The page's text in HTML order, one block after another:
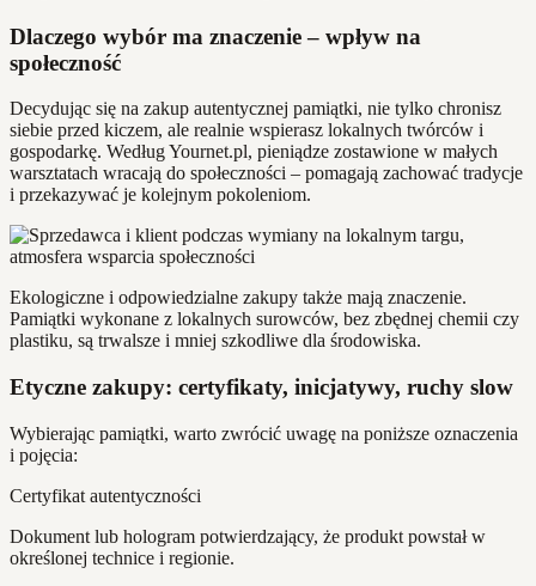
Dlaczego wybór ma znaczenie – wpływ na
społeczność
Decydując się na zakup autentycznej pamiątki, nie tylko chronisz
siebie przed kiczem, ale realnie wspierasz lokalnych twórców i
gospodarkę. Według Yournet.pl, pieniądze zostawione w małych
warsztatach wracają do społeczności – pomagają zachować tradycje
i przekazywać je kolejnym pokoleniom.
Ekologiczne i odpowiedzialne zakupy także mają znaczenie.
Pamiątki wykonane z lokalnych surowców, bez zbędnej chemii czy
plastiku, są trwalsze i mniej szkodliwe dla środowiska.
Etyczne zakupy: certyfikaty, inicjatywy, ruchy slow
Wybierając pamiątki, warto zwrócić uwagę na poniższe oznaczenia
i pojęcia:
Certyfikat autentyczności
Dokument lub hologram potwierdzający, że produkt powstał w
określonej technice i regionie.